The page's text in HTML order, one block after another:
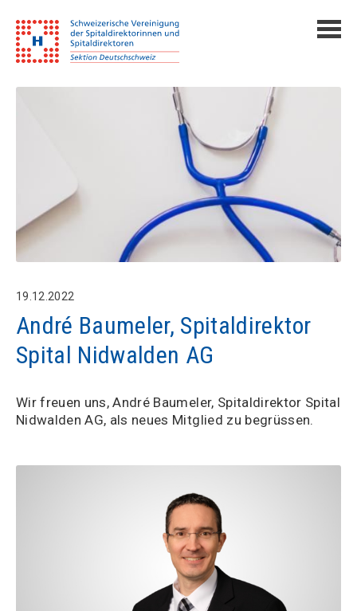
19.12.2022
André Baumeler, Spitaldirektor
Spital Nidwalden AG
Wir freuen uns, André Baumeler, Spitaldirektor Spital
Nidwalden AG, als neues Mitglied zu begrüssen.